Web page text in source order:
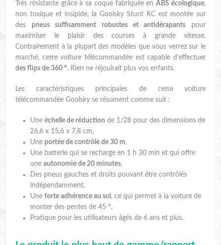
Très résistante grâce à sa coque fabriquée enABS écologique,
non toxique et insipide, la Goolsky Stunt RC est montée sur
des pneus suffisamment robustes et antidérapants pour
maximiser le plaisir des courses à grande vitesse.
Contrairement à la plupart des modèles que vous verrez sur le
marché, cette voiture télécommandée est capable d’effectuer
des flips de 360 °. Rien ne réjouirait plus vos enfants.
Les caractéristiques principales de cette voiture
télécommandée Goolsky se résument comme suit :
Uneéchelle de réduction de 1/28 pour des dimensions de
26,6 x 15,6 x 7,8 cm,
Une portée de contrôle de 30 m,
Une batterie qui se recharge en 1 h 30 min et qui offre
uneautonomie de 20 minutes,
Des pneus gauches et droits pouvant être contrôlés
indépendamment,
Uneforte adhérence au sol , ce qui permet à la voiture de
monter des pentes de 45 °,
Pratique pour les utilisateurs âgés de 6 ans et plus.